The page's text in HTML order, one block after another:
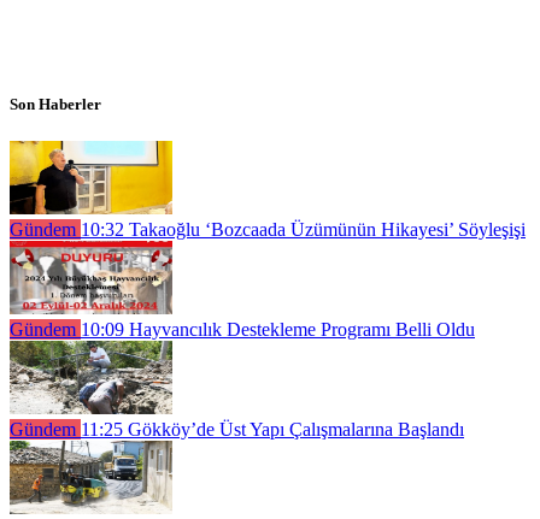
Son Haberler
Gündem 10:32 Takaoğlu ‘Bozcaada Üzümünün Hikayesi’ Söyleşişi
Gündem 10:09 Hayvancılık Destekleme Programı Belli Oldu
Gündem 11:25 Gökköy’de Üst Yapı Çalışmalarına Başlandı